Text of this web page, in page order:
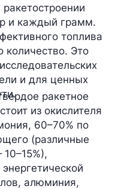
и каждый грамм.
топлива
количество. Это
и для ценных
ракетное
из окислителя
60–70% по
(различные
алюминия,